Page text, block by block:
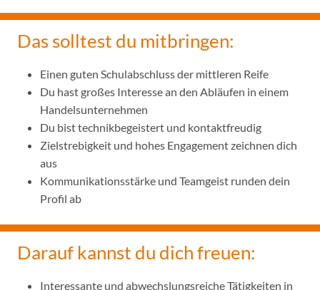
Das solltest du mitbringen:
Einen guten Schulabschluss der mittleren Reife
Du hast großes Interesse an den Abläufen in einem
Handelsunternehmen
Du bist technikbegeistert und kontaktfreudig
Zielstrebigkeit und hohes Engagement zeichnen dich
aus
Kommunikationsstärke und Teamgeist runden dein
Profil ab
Darauf kannst du dich freuen:
Interessante und abwechslungsreiche Tätigkeiten in